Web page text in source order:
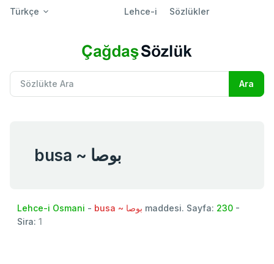
Türkçe Lehce-i Sözlükler
busa ~ بوصا
Lehce-i Osmani - busa ~ بوصا maddesi. Sayfa: 230 -
Sira: 1